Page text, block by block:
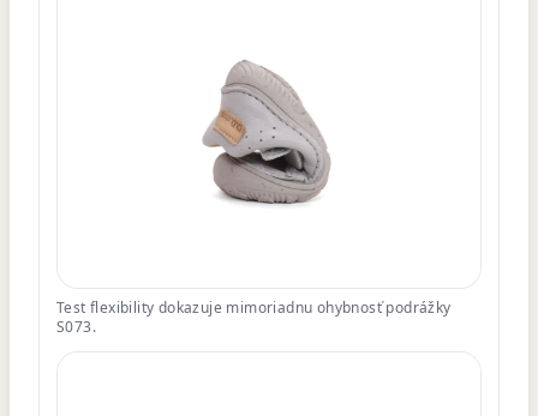
Test flexibility dokazuje mimoriadnu ohybnosť podrážky
S073.